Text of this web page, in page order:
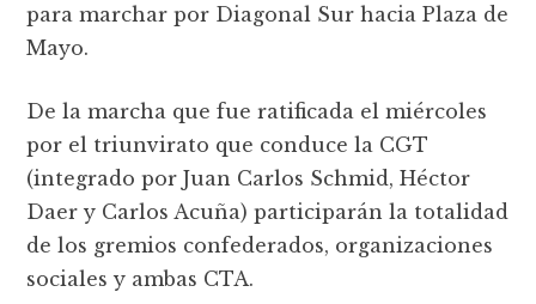
para marchar por Diagonal Sur hacia Plaza de
Mayo.
De la marcha que fue ratificada el miércoles
por el triunvirato que conduce la CGT
(integrado por Juan Carlos Schmid, Héctor
Daer y Carlos Acuña) participarán la totalidad
de los gremios confederados, organizaciones
sociales y ambas CTA.